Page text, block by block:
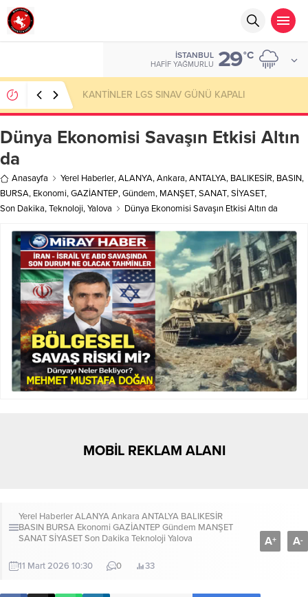
İSTANBUL
HAFIF YAĞMURLU 29°C
KANTİNLER LGS SINAV GÜNÜ KAPALI
Dünya Ekonomisi Savaşın Etkisi Altın
da
Anasayfa Yerel Haberler,ALANYA,Ankara,ANTALYA, BALIKESİR, BASIN,
BURSA, Ekonomi,GAZİANTEP,Gündem, MANŞET,SANAT,SİYASET,
Son Dakika,Teknoloji,Yalova Dünya Ekonomisi Savaşın Etkisi Altın da
MOBİL REKLAM ALANI
Yerel HaberlerALANYAAnkara ANTALYA BALIKESİR
BASIN BURSA Ekonomi GAZİANTEPGündem MANŞET
SANATSİYASETSon Dakika Teknoloji Yalova
11 Mart 2026 10:30 0 33
A+ A-